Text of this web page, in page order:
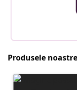
Produsele